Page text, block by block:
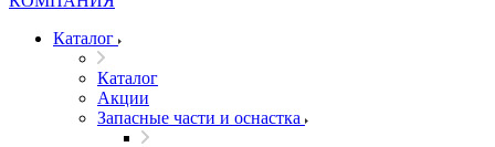
Каталог
Каталог
Акции
Запасные части и оснастка